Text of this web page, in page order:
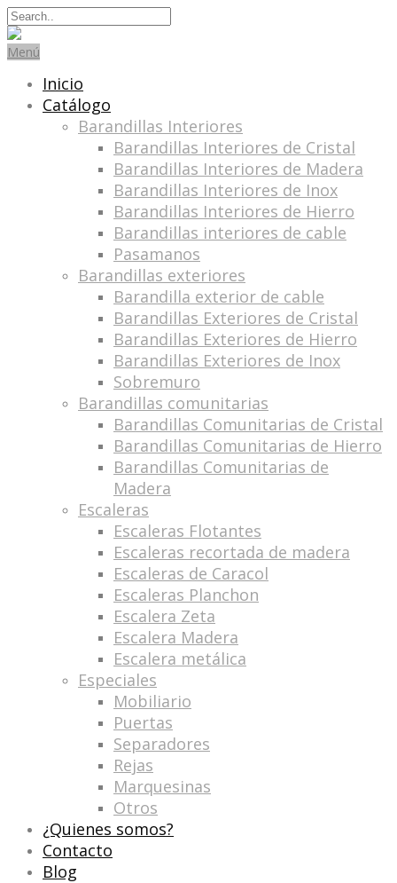
Search
for:
Menú
Inicio
Catálogo
Barandillas Interiores
Barandillas Interiores de Cristal
Barandillas Interiores de Madera
Barandillas Interiores de Inox
Barandillas Interiores de Hierro
Barandillas interiores de cable
Pasamanos
Barandillas exteriores
Barandilla exterior de cable
Barandillas Exteriores de Cristal
Barandillas Exteriores de Hierro
Barandillas Exteriores de Inox
Sobremuro
Barandillas comunitarias
Barandillas Comunitarias de Cristal
Barandillas Comunitarias de Hierro
Barandillas Comunitarias de
Madera
Escaleras
Escaleras Flotantes
Escaleras recortada de madera
Escaleras de Caracol
Escaleras Planchon
Escalera Zeta
Escalera Madera
Escalera metálica
Especiales
Mobiliario
Puertas
Separadores
Rejas
Marquesinas
Otros
¿Quienes somos?
Contacto
Blog